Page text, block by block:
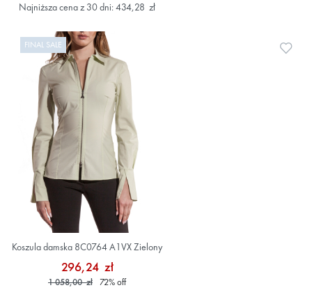
Najniższa cena z 30 dni: 434,28 zł
FINAL SALE
Koszula damska 8C0764 A1VX Zielony
296,24 zł
1 058,00 zł 72%off